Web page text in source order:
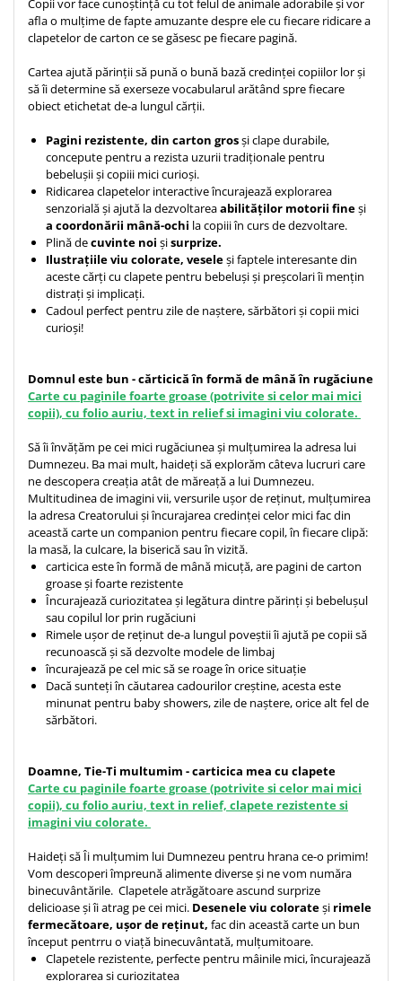
Copii vor face cunoștință cu tot felul de animale adorabile și vor
afla o mulțime de fapte amuzante despre ele cu fiecare ridicare a
clapetelor de carton ce se găsesc pe fiecare pagină.
Cartea ajută părinții să pună o bună bază credinței copiilor lor și
să îi determine să exerseze vocabularul arătând spre fiecare
obiect etichetat de-a lungul cărții.
Pagini rezistente, din carton grosși clape durabile,
concepute pentru a rezista uzurii tradiționale pentru
bebelușii și copiii mici curioși.
Ridicarea clapetelor interactive încurajează explorarea
senzorială și ajută la dezvoltareaabilităților motorii fineși
a coordonării mână-ochi la copiii în curs de dezvoltare.
Plină decuvinte noi șisurprize.
Ilustrațiile viu colorate, veseleși faptele interesante din
aceste cărți cu clapete pentru bebeluși și preșcolari îi mențin
distrați și implicați.
Cadoul perfect pentru zile de naștere, sărbători și copii mici
curioși!
Domnul este bun - cărticică în formă de mână în rugăciune
Carte cu paginile foarte groase (potrivite si celor mai mici
copii), cu folio auriu, text in relief si imagini viu colorate.
Să îi învățăm pe cei mici rugăciunea și mulțumirea la adresa lui
Dumnezeu. Ba mai mult, haideți să explorăm câteva lucruri care
ne descopera creația atât de măreață a lui Dumnezeu.
Multitudinea de imagini vii, versurile ușor de reținut, mulțumirea
la adresa Creatorului și încurajarea credinței celor mici fac din
această carte un companion pentru fiecare copil, în fiecare clipă:
la masă, la culcare, la biserică sau în vizită.
carticica este în formă de mână micuță, are pagini de carton
groase și foarte rezistente
Încurajează curiozitatea și legătura dintre părinți și bebelușul
sau copilul lor prin rugăciuni
Rimele ușor de reținut de-a lungul poveștii îi ajută pe copii să
recunoască și să dezvolte modele de limbaj
încurajează pe cel mic să se roage în orice situație
Dacă sunteți în căutarea cadourilor creștine, acesta este
minunat pentru baby showers, zile de naștere, orice alt fel de
sărbători.
Doamne, Tie-Ti multumim - carticica mea cu clapete
Carte cu paginile foarte groase (potrivite si celor mai mici
copii), cu folio auriu, text in relief, clapete rezistente si
imagini viu colorate.
Haideți să Îi mulțumim lui Dumnezeu pentru hrana ce-o primim!
Vom descoperi împreună alimente diverse și ne vom număra
binecuvântările. Clapetele atrăgătoare ascund surprize
delicioase și îi atrag pe cei mici. Desenele viu colorateși rimele
fermecătoare, ușor de reținut, fac din această carte un bun
început pentrru o viață binecuvântată, mulțumitoare.
Clapetele rezistente, perfecte pentru mâinile mici, încurajează
explorarea și curiozitatea